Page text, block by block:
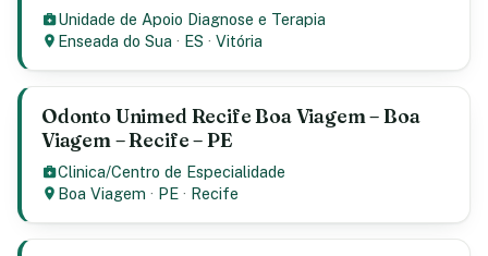
Unidade de Apoio Diagnose e Terapia
Enseada do Sua · ES ·Vitória
Odonto Unimed Recife Boa Viagem – Boa
Viagem – Recife – PE
Clinica/Centro de Especialidade
Boa Viagem · PE · Recife